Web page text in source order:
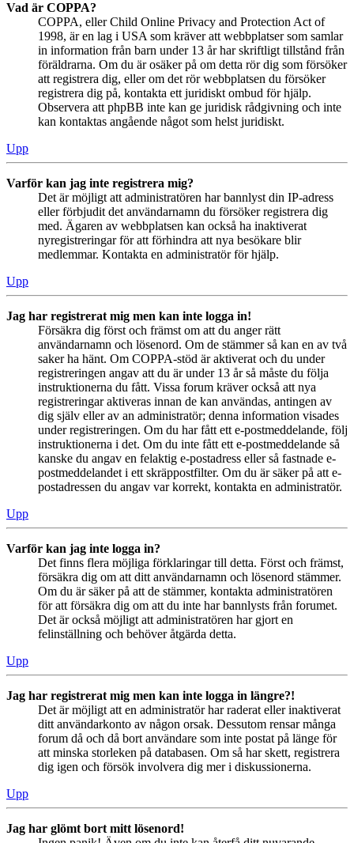
Vad är COPPA?
COPPA, eller Child Online Privacy and Protection Act of
1998, är en lag i USA som kräver att webbplatser som samlar
in information från barn under 13 år har skriftligt tillstånd från
föräldrarna. Om du är osäker på om detta rör dig som försöker
att registrera dig, eller om det rör webbplatsen du försöker
registrera dig på, kontakta ett juridiskt ombud för hjälp.
Observera att phpBB inte kan ge juridisk rådgivning och inte
kan kontaktas angående något som helst juridiskt.
Upp
Varför kan jag inte registrera mig?
Det är möjligt att administratören har bannlyst din IP-adress
eller förbjudit det användarnamn du försöker registrera dig
med. Ägaren av webbplatsen kan också ha inaktiverat
nyregistreringar för att förhindra att nya besökare blir
medlemmar. Kontakta en administratör för hjälp.
Upp
Jag har registrerat mig men kan inte logga in!
Försäkra dig först och främst om att du anger rätt
användarnamn och lösenord. Om de stämmer så kan en av två
saker ha hänt. Om COPPA-stöd är aktiverat och du under
registreringen angav att du är under 13 år så måste du följa
instruktionerna du fått. Vissa forum kräver också att nya
registreringar aktiveras innan de kan användas, antingen av
dig själv eller av an administratör; denna information visades
under registreringen. Om du har fått ett e-postmeddelande, följ
instruktionerna i det. Om du inte fått ett e-postmeddelande så
kanske du angav en felaktig e-postadress eller så fastnade e-
postmeddelandet i ett skräppostfilter. Om du är säker på att e-
postadressen du angav var korrekt, kontakta en administratör.
Upp
Varför kan jag inte logga in?
Det finns flera möjliga förklaringar till detta. Först och främst,
försäkra dig om att ditt användarnamn och lösenord stämmer.
Om du är säker på att de stämmer, kontakta administratören
för att försäkra dig om att du inte har bannlysts från forumet.
Det är också möjligt att administratören har gjort en
felinställning och behöver åtgärda detta.
Upp
Jag har registrerat mig men kan inte logga in längre?!
Det är möjligt att en administratör har raderat eller inaktiverat
ditt användarkonto av någon orsak. Dessutom rensar många
forum då och då bort användare som inte postat på länge för
att minska storleken på databasen. Om så har skett, registrera
dig igen och försök involvera dig mer i diskussionerna.
Upp
Jag har glömt bort mitt lösenord!